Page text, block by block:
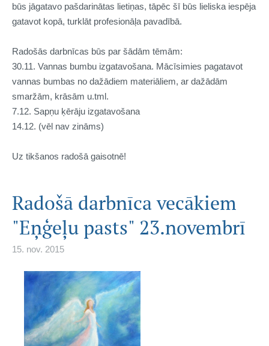
būs jāgatavo pašdarinātas lietiņas, tāpēc šī būs lieliska iespēja
gatavot kopā, turklāt profesionāļa pavadībā.
Radošās darbnīcas būs par šādām tēmām:
30.11. Vannas bumbu izgatavošana. Mācīsimies pagatavot
vannas bumbas no dažādiem materiāliem, ar dažādām
smaržām, krāsām u.tml.
7.12. Sapņu ķērāju izgatavošana
14.12. (vēl nav zināms)
Uz tikšanos radošā gaisotnē!
Radošā darbnīca vecākiem
"Eņģeļu pasts" 23.novembrī
15. nov. 2015